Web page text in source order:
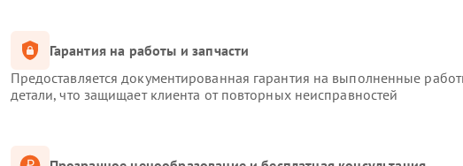
Гарантия на работы и запчасти
Предоставляется документированная гарантия на выполненные
детали, что защищает клиента от повторных неисправностей